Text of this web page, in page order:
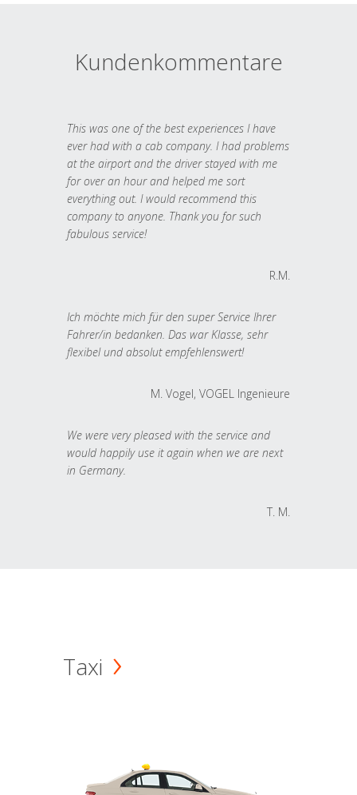
Kundenkommentare
This was one of the best experiences I have
ever had with a cab company. I had problems
at the airport and the driver stayed with me
for over an hour and helped me sort
everything out. I would recommend this
company to anyone. Thank you for such
fabulous service!
R.M.
Ich möchte mich für den super Service Ihrer
Fahrer/in bedanken. Das war Klasse, sehr
flexibel und absolut empfehlenswert!
M. Vogel, VOGEL Ingenieure
We were very pleased with the service and
would happily use it again when we are next
in Germany.
T. M.
Taxi